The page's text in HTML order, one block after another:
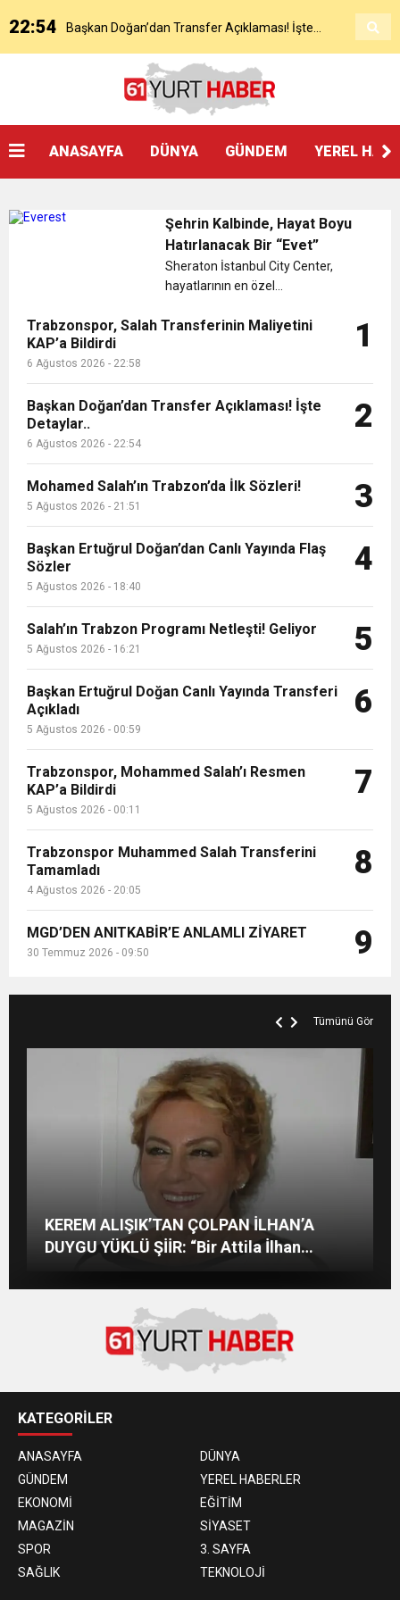
KAP’a Bildirdi
22:54 Başkan Doğan’dan Transfer Açıklaması! İşte
Mohamed Salah’ın Trabzon’da İlk Sözleri!
Başkan Ertuğrul Doğan Canlı Yayında Transferi
Trabzonspor, Mohammed Salah’ı Resmen KAP’a
Bildirdi
20:05 Trabzonspor Muhammed Salah Transferini
Tamamladı
9:50 MGD’DEN ANITKABİR’E ANLAMLI ZİYARET
18:59
22:58 Trabzonspor, Salah Transferinin Maliyetini
KAP’a Bildirdi
ANASAYFA DÜNYA GÜNDEM YEREL
Şehrin Kalbinde, Hayat Boyu
Hatırlanacak Bir “Evet”
Sheraton İstanbul City Center,
hayatlarının en özel
zarafetle tasarlanmış bir düğün
Trabzonspor, Salah Transferinin Maliyetini
KAP’a Bildirdi
6 Ağustos 2026 - 22:58
1
Başkan Doğan’dan Transfer Açıklaması! İşte
Detaylar..
6 Ağustos 2026 - 22:54
2
Mohamed Salah’ın Trabzon’da İlk Sözleri!
5 Ağustos 2026 - 21:51 3
Başkan Ertuğrul Doğan’dan Canlı Yayında Flaş
Sözler
5 Ağustos 2026 - 18:40
4
Salah’ın Trabzon Programı Netleşti! Geliyor
5 Ağustos 2026 - 16:21 5
Başkan Ertuğrul Doğan Canlı Yayında Transferi
Açıkladı
5 Ağustos 2026 - 00:59
6
Trabzonspor, Mohammed Salah’ı Resmen
KAP’a Bildirdi
5 Ağustos 2026 - 00:11
7
Trabzonspor Muhammed Salah Transferini
Tamamladı
4 Ağustos 2026 - 20:05
8
MGD’DEN ANITKABİR’E ANLAMLI ZİYARET
30 Temmuz 2026 - 09:50 9
Tümünü Gör
İZMİRLİ GÜZEL MANKENİN KULİSLERİ
HAREKETLENDİ: YENİ PROJELER YOLDA!
KEREM ALIŞIK’TAN ÇOLPAN İLHAN’A
DUYGU YÜKLÜ ŞİİR: “Bir Attila İlhan
Aslı Sipahi, Londra’da Dostlarıyla Hasret
Giderdi
KATEGORİLER
ANASAYFA
DÜNYA
GÜNDEM
YEREL HABERLER
EKONOMİ
EĞİTİM
MAGAZİN
SİYASET
SPOR
3. SAYFA
SAĞLIK
TEKNOLOJİ